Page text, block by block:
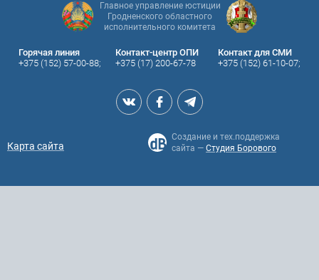
Главное управление юстиции
Гродненского областного
исполнительного комитета
Горячая линия
+375 (152) 57-00-88;
Контакт-центр ОПИ
+375 (17) 200-67-78
Контакт для СМИ
+375 (152) 61-10-07;
Карта сайта
Создание и тех.поддержка
сайта — Студия Борового